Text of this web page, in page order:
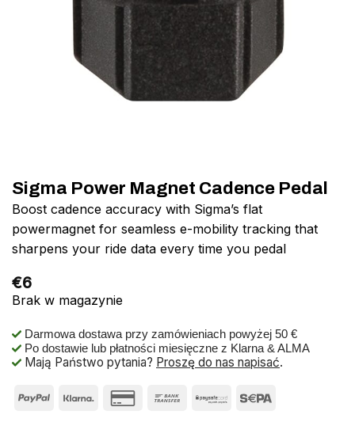
Sigma Power Magnet Cadence Pedal
Boost cadence accuracy with Sigma’s flat
powermagnet for seamless e-mobility tracking that
sharpens your ride data every time you pedal
€6
Brak w magazynie
Darmowa dostawa przy zamówieniach powyżej 50 €
Po dostawie lub płatności miesięczne z Klarna & ALMA
Mają Państwo pytania? Proszę do nas napisać.